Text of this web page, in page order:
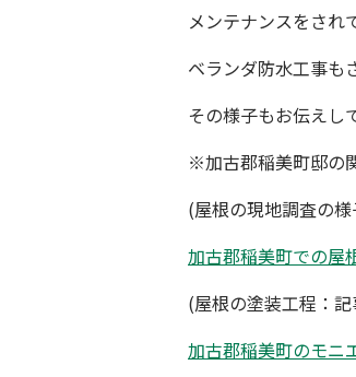
メンテナンスをされ
ベランダ防水工事も
その様子もお伝えし
※加古郡稲美町邸の
(屋根の現地調査の様
加古郡稲美町での屋
(屋根の塗装工程：記
加古郡稲美町のモニ